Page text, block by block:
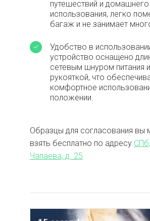
путешествий и домашнего
использования, легко
багаж и не занимает
Удобство в
устройство оснащено
сетевым шнуром питания
рукояткой, что
комфортное
положении.
Образцы для согласования вы
взять бесплатно по адресу
Чапаева, д. 25